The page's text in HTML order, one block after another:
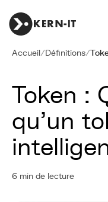
Accueil/Définitions/
Token :
qu'un
6 min de lecture